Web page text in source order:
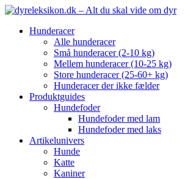
Hunderacer
Alle hunderacer
Små hunderacer (2-10 kg)
Mellem hunderacer (10-25 kg)
Store hunderacer (25-60+ kg)
Hunderacer der ikke fælder
Produktguides
Hundefoder
Hundefoder med lam
Hundefoder med laks
Artikelunivers
Hunde
Katte
Kaniner